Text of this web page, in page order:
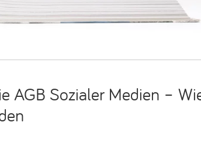
AGB Sozialer Medien –